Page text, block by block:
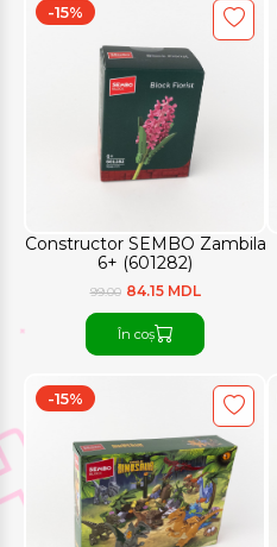
Constructor SEMBO Zambila
6+ (601282)
-15%
99.00 84.15 MDL
În coș
-15%